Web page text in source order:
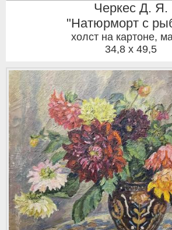
Черкес Д. Я.
"Натюрморт с
холст на картоне,
34,8 x 49,5